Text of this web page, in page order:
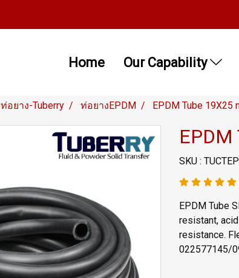
Home Our Capability
ท่อยาง-Tuberry ท่อยางEPDM EPDM Tube 19X25
SKU :
EPDM Tube
resistant,
resistance.
022577145/